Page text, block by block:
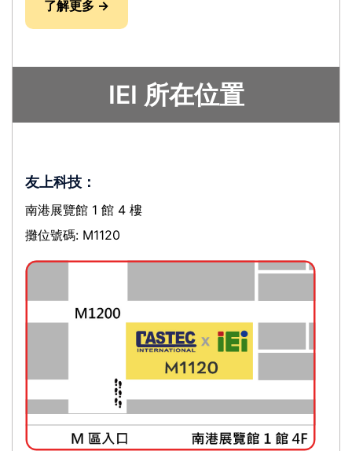
了解更多 →
IEI 所在位置
友上科技：
南港展覽館 1 館 4 樓
攤位號碼: M1120